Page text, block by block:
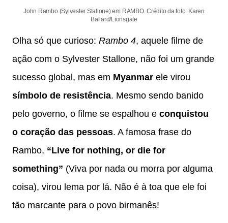
John Rambo (Sylvester Stallone) em RAMBO. Crédito da foto: Karen
Ballard/Lionsgate
Olha só que curioso: Rambo 4, aquele filme de
ação com o Sylvester Stallone, não foi um grande
sucesso global, mas em Myanmar ele virou
símbolo de resistência. Mesmo sendo banido
pelo governo, o filme se espalhou e conquistou
o coração das pessoas. A famosa frase do
Rambo, “Live for nothing, or die for
something” (Viva por nada ou morra por alguma
coisa), virou lema por lá. Não é à toa que ele foi
tão marcante para o povo birmanês!